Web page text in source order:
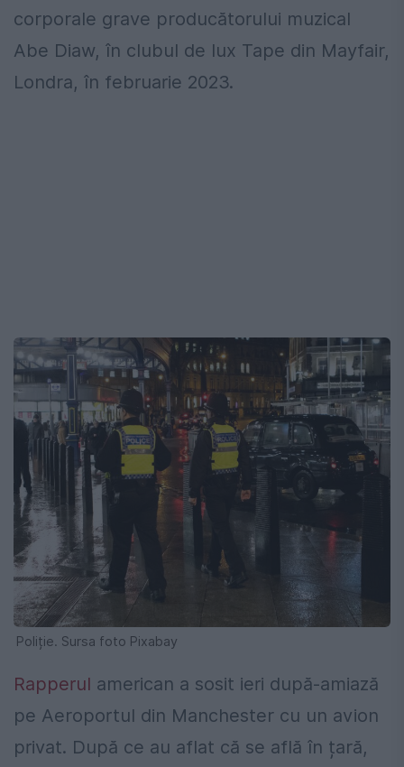
corporale grave producătorului muzical
Abe Diaw, în clubul de lux Tape din Mayfair,
Londra, în februarie 2023.
Poliție. Sursa foto Pixabay
Rapperul american a sosit ieri după-amiază
pe Aeroportul din Manchester cu un avion
privat. După ce au aflat că se află în țară,